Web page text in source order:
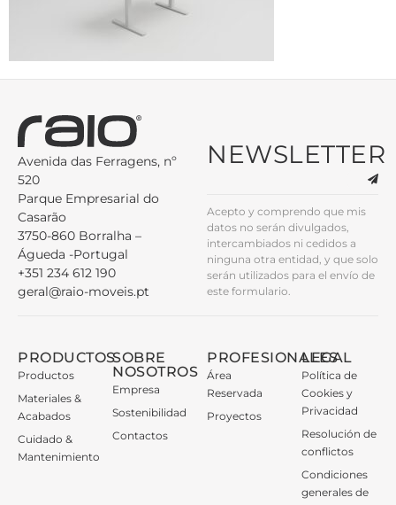
Avenida das Ferragens, nº
520
Parque Empresarial do
Casarão
3750-860 Borralha –
Águeda -Portugal
+351 234 612 190
geral@raio-moveis.pt
NEWSLETTER
Acepto y comprendo que mis
datos no serán divulgados,
intercambiados ni cedidos a
ninguna otra entidad, y que solo
serán utilizados para el envío de
este formulario.
PRODUCTOS
Productos
Materiales &
Acabados
Cuidado &
Mantenimiento
SOBRE
NOSOTROS
Empresa
Sostenibilidad
Contactos
PROFESIONALES
Área
Reservada
Proyectos
LEGAL
Política de
Cookies y
Privacidad
Resolución de
conflictos
Condiciones
generales de